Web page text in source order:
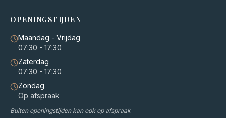
OPENINGSTIJDEN
Maandag - Vrijdag
07:30 - 17:30
Zaterdag
07:30 - 17:30
Zondag
Op afspraak
Buiten openingstijden kan ook op afspraak